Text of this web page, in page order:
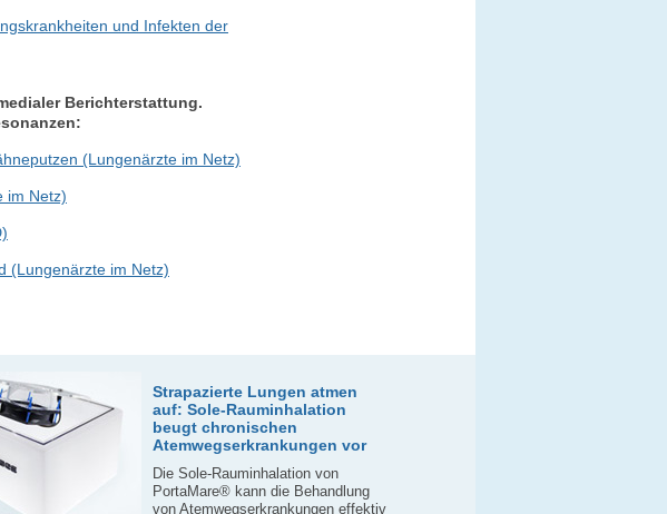
und Infekten der
Berichterstattung.
(Lungenärzte im Netz)
im Netz)
(Lungenärzte im Netz)
Strapazierte Lungen atmen
auf: Sole-Rauminhalation
beugt chronischen
Atemwegserkrankungen vor
Die Sole-Rauminhalation von
PortaMare® kann die Behandlung
von Atemwegserkrankungen effektiv